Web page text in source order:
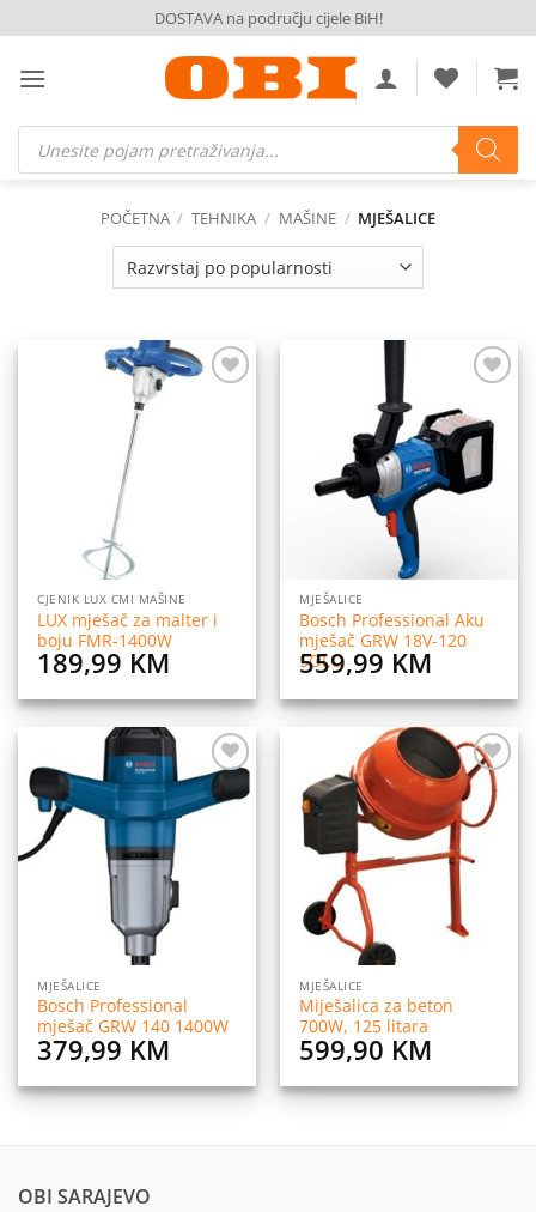
to
content
DOSTAVA na području cijele BiH!
Products
search
POČETNA / TEHNIKA / MAŠINE / MJEŠALICE
CJENIK LUX CMI MAŠINE
LUX mješač za malter i
boju FMR-1400W
189,99 KM
na
listu
želja
MJEŠALICE
Bosch Professional Aku
mješač GRW 18V-120
SOLO
559,99 KM
Dodaj
na
MJEŠALICE
Bosch Professional
mješač GRW 140 1400W
379,99 KM
Dodaj
na
listu
MJEŠALICE
Miješalica za beton
700W, 125 litara
599,90 KM
OBI SARAJEVO